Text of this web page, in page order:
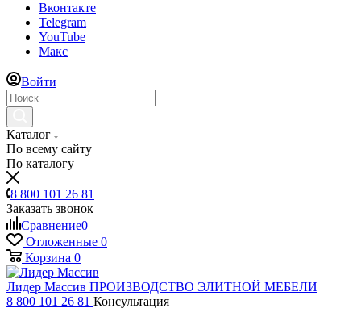
Вконтакте
Telegram
YouTube
Макс
Войти
Каталог
По всему сайту
По каталогу
8 800 101 26 81
Заказать звонок
Сравнение0
Отложенные 0
Корзина 0
Лидер Массив ПРОИЗВОДСТВО ЭЛИТНОЙ МЕБЕЛИ
8 800 101 26 81 Консультация